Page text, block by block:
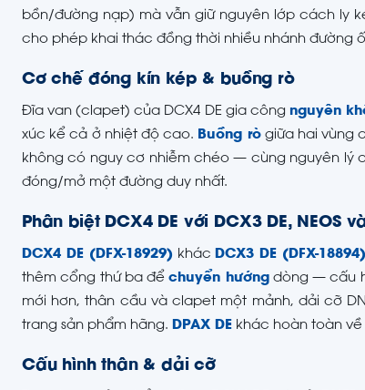
bồn/đường nạp) mà vẫn giữ nguyên lớp cách ly
cho phép khai thác đồng thời nhiều nhánh đường
Cơ chế đóng kín kép & buồng rò
Đĩa van (clapet) của DCX4 DE gia công nguyên
xúc kể cả ở nhiệt độ cao. Buồng rògiữa hai vùng
không có nguy cơ nhiễm chéo — cùng nguyên lý
đóng/mở một đường duy nhất.
Phân biệt DCX4 DE với DCX3 DE, NEOS
DCX4 DE (DFX-18929)khácDCX3 DE (DFX-18894)
thêm cổng thứ ba đểchuyển hướngdòng — cấu
mới hơn, thân cầu và clapet một mảnh, dải cỡ
trang sản phẩm hãng. DPAX DE khác hoàn toàn
Cấu hình thân & dải cỡ